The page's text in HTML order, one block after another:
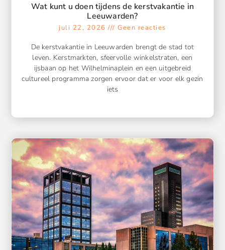
Wat kunt u doen tijdens de kerstvakantie in
Leeuwarden?
juli 22, 2026 Geen reacties
De kerstvakantie in Leeuwarden brengt de stad tot
leven. Kerstmarkten, sfeervolle winkelstraten, een
ijsbaan op het Wilhelminaplein en een uitgebreid
cultureel programma zorgen ervoor dat er voor elk gezin
iets